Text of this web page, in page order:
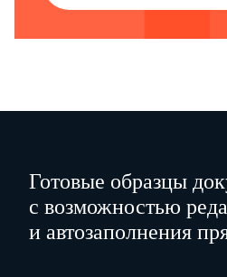
Готовые образцы
с возможностью
и автозаполнения